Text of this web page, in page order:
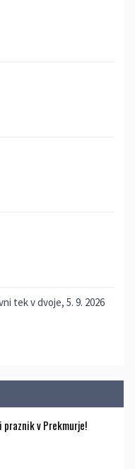
tek v dvoje, 5. 9. 2026
v Prekmurje!